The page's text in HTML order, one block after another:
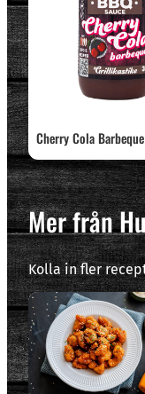
Cherry Cola
Mer från
Kolla in fler